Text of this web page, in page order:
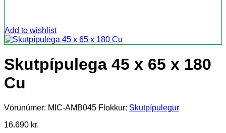
Add to wishlist
Skutpípulega 45 x 65 x 180
Cu
Vörunúmer: MIC-AMB045 Flokkur: Skutpípulegur
16.690 kr.